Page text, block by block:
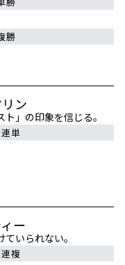
勝
ン
」の印象を信じる。
単
ー
いられない。
複